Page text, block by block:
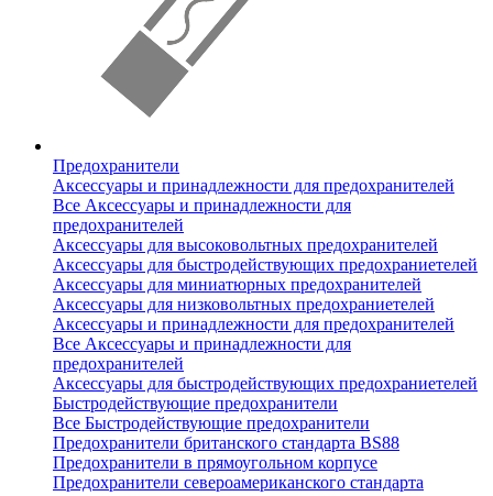
Предохранители
Аксессуары и принадлежности для предохранителей
Все Аксессуары и принадлежности для
предохранителей
Аксессуары для высоковольтных предохранителей
Аксессуары для быстродействующих предохраниетелей
Аксессуары для миниатюрных предохранителей
Аксессуары для низковольтных предохраниетелей
Аксессуары и принадлежности для предохранителей
Все Аксессуары и принадлежности для
предохранителей
Аксессуары для быстродействующих предохраниетелей
Быстродействующие предохранители
Все Быстродействующие предохранители
Предохранители британского стандарта BS88
Предохранители в прямоугольном корпусе
Предохранители североамериканского стандарта